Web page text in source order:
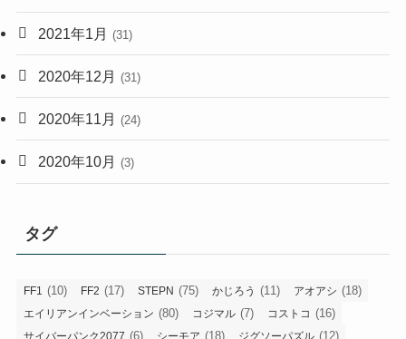
2021年1月 (31)
2020年12月 (31)
2020年11月 (24)
2020年10月 (3)
タグ
FF1 (10) FF2 (17) STEPN (75) かじろう (11) アオアシ (18)
エイリアンインベーション (80) コジマル (7) コストコ (16)
サイバーパンク2077 (6) シーモア (18) ジグソーパズル (12)